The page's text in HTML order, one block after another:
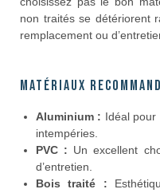
non traités se détériorent
remplacement ou
Matériaux
Aluminium : Idéal pour
intempéries.
PVC : Un excellent
d’entretien.
Bois traité :